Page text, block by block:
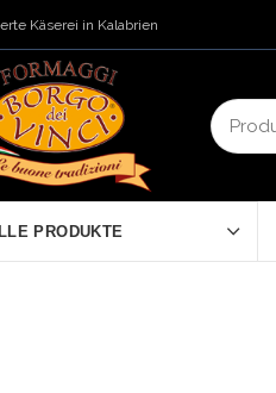
Käserei in Kalabrien
PRODUKTE